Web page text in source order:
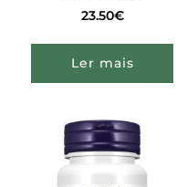
23.50€
Ler mais